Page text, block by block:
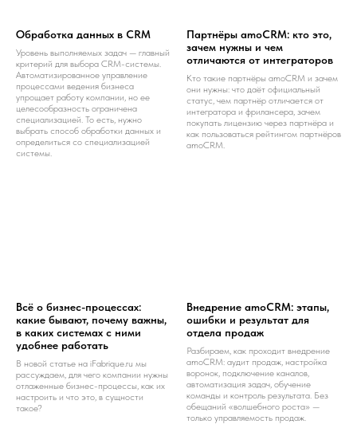
Обработка данных в CRM
Уровень выполняемых задач — главный
критерий для выбора CRM-системы.
Автоматизированное управление
процессами ведения бизнеса
упрощает работу компании, но ее
целесообразность ограничена
специализацией. То есть, нужно
выбрать способ обработки данных и
определиться со специализацией
системы.
Партнёры amoCRM: кто это,
зачем нужны и чем
отличаются от интеграторов
Кто такие партнёры amoCRM и зачем
они нужны: что даёт официальный
статус, чем партнёр отличается от
интегратора и фрилансера, зачем
покупать лицензию через партнёра и
как пользоваться рейтингом партнёров
amoCRM.
Всё о бизнес-процессах:
какие бывают, почему важны,
в каких системах с ними
удобнее работать
В новой статье на iFabrique.ru мы
рассуждаем, для чего компании нужны
отлаженные бизнес-процессы, как их
настроить и что это, в сущности
такое?
Внедрение amoCRM: этапы,
ошибки и результат для
отдела продаж
Разбираем, как проходит внедрение
amoCRM: аудит продаж, настройка
воронок, подключение каналов,
автоматизация задач, обучение
команды и контроль результата. Без
обещаний «волшебного роста» —
только управляемость продаж.